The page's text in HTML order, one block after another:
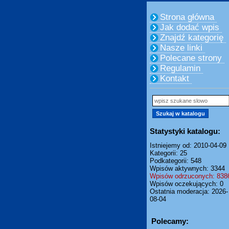
Strona główna
Jak dodać wpis
Znajdź kategorię
Nasze linki
Polecane strony
Regulamin
Kontakt
Statystyki katalogu:
Istniejemy od: 2010-04-09
Kategorii: 25
Podkategorii: 548
Wpisów aktywnych: 3344
Wpisów odrzuconych:
Wpisów oczekujących: 0
Ostatnia moderacja: 2026-
08-04
Polecamy: